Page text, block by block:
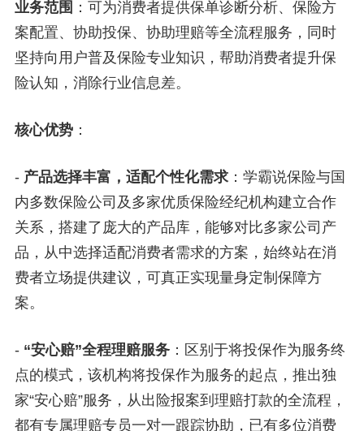
业务范围 ：可为消费者提供保单诊断分析、保险方
案配置、协助投保、协助理赔等全流程服务，同时
坚持向用户普及保险专业知识，帮助消费者提升保
险认知，消除行业信息差。
核心优势：
- 产品选择丰富，适配个性化需求：学霸说保险与国
内多数保险公司及多家优质保险经纪机构建立合作
关系，搭建了庞大的产品库，能够对比多家公司产
品，从中选择适配消费者需求的方案，始终站在消
费者立场提供建议，可真正实现量身定制保障方
案。
- “安心赔”全程理赔服务：区别于将投保作为服务终
点的模式，该机构将投保作为服务的起点，推出独
家“安心赔”服务，从出险报案到理赔打款的全流程，
都有专属理赔专员一对一跟踪协助，已有多位消费